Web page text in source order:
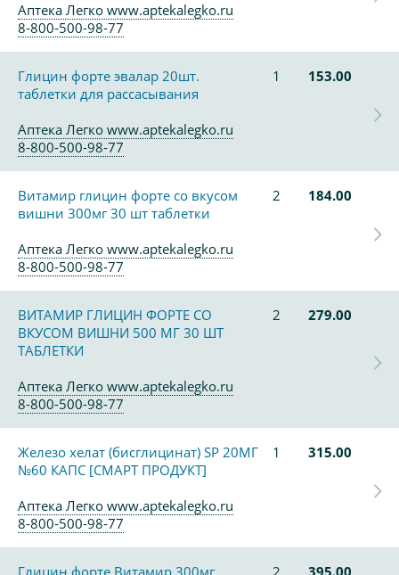
Аптека Легко www.aptekalegko.ru
8-800-500-98-77
Глицин форте эвалар 20шт.
таблетки для рассасывания
1 153.00
Аптека Легко www.aptekalegko.ru
8-800-500-98-77
Витамир глицин форте со вкусом
вишни 300мг 30 шт таблетки
2 184.00
Аптека Легко www.aptekalegko.ru
8-800-500-98-77
ВИТАМИР ГЛИЦИН ФОРТЕ СО
ВКУСОМ ВИШНИ 500 МГ 30 ШТ
ТАБЛЕТКИ
2 279.00
Аптека Легко www.aptekalegko.ru
8-800-500-98-77
Железо хелат (бисглицинат) SP 20МГ
№60 КАПС [СМАРТ ПРОДУКТ]
1 315.00
Аптека Легко www.aptekalegko.ru
8-800-500-98-77
Глицин форте Витамир 300мг.
2 395.00